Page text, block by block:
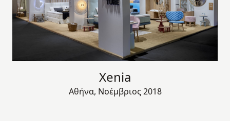
Xenia
Αθήνα, Νοέμβριος 2018